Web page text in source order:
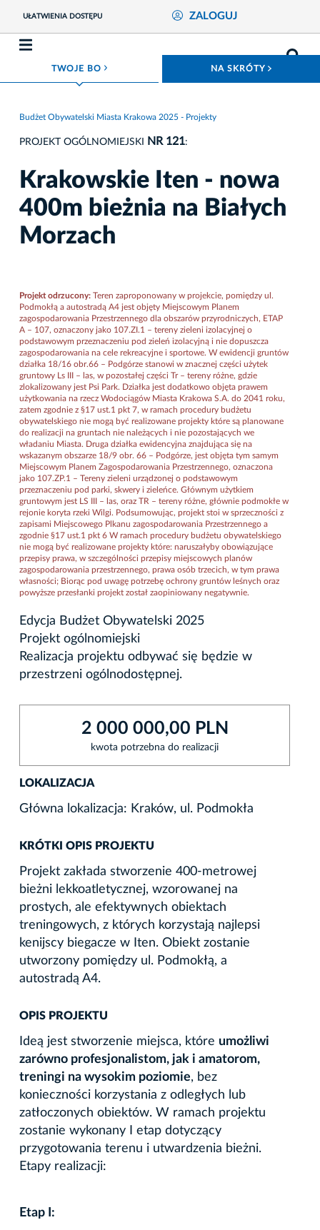
UŁATWIENIA DOSTĘPU ZALOGUJ
TWOJE BO ROZWIŃ MENU NA SKRÓTY
Budżet Obywatelski Miasta Krakowa 2025 - Projekty
PROJEKT OGÓLNOMIEJSKI NR 121:
Krakowskie Iten - nowa
400m bieżnia na Białych
Morzach
Projekt odrzucony: Teren zaproponowany w projekcie, pomiędzy ul.
Podmokłą a autostradą A4 jest objęty Miejscowym Planem
zagospodarowania Przestrzennego dla obszarów przyrodniczych, ETAP
A – 107, oznaczony jako 107.ZI.1 – tereny zieleni izolacyjnej o
podstawowym przeznaczeniu pod zieleń izolacyjną i nie dopuszcza
zagospodarowania na cele rekreacyjne i sportowe. W ewidencji gruntów
działka 18/16 obr.66 – Podgórze stanowi w znacznej części użytek
gruntowy Ls III – las, w pozostałej części Tr – tereny różne, gdzie
zlokalizowany jest Psi Park. Działka jest dodatkowo objęta prawem
użytkowania na rzecz Wodociągów Miasta Krakowa S.A. do 2041 roku,
zatem zgodnie z §17 ust.1 pkt 7, w ramach procedury budżetu
obywatelskiego nie mogą być realizowane projekty które są planowane
do realizacji na gruntach nie należących i nie pozostających we
władaniu Miasta. Druga działka ewidencyjna znajdująca się na
wskazanym obszarze 18/9 obr. 66 – Podgórze, jest objęta tym samym
Miejscowym Planem Zagospodarowania Przestrzennego, oznaczona
jako 107.ZP.1 – Tereny zieleni urządzonej o podstawowym
przeznaczeniu pod parki, skwery i zieleńce. Głównym użytkiem
gruntowym jest LS III – las, oraz TR – tereny różne, głównie podmokłe w
rejonie koryta rzeki Wilgi. Podsumowując, projekt stoi w sprzeczności z
zapisami Miejscowego Plkanu zagospodarowania Przestrzennego a
zgodnie §17 ust.1 pkt 6 W ramach procedury budżetu obywatelskiego
nie mogą być realizowane projekty które: naruszałyby obowiązujące
przepisy prawa, w szczególności przepisy miejscowych planów
zagospodarowania przestrzennego, prawa osób trzecich, w tym prawa
własności; Biorąc pod uwagę potrzebę ochrony gruntów leśnych oraz
powyższe przesłanki projekt został zaopiniowany negatywnie.
Edycja Budżet Obywatelski 2025
Projekt ogólnomiejski
Realizacja projektu odbywać się będzie w
przestrzeni ogólnodostępnej.
2 000 000,00 PLN
kwota potrzebna do realizacji
LOKALIZACJA
Główna lokalizacja: Kraków, ul. Podmokła
KRÓTKI OPIS PROJEKTU
Projekt zakłada stworzenie 400-metrowej
bieżni lekkoatletycznej, wzorowanej na
prostych, ale efektywnych obiektach
treningowych, z których korzystają najlepsi
kenijscy biegacze w Iten. Obiekt zostanie
utworzony pomiędzy ul. Podmokłą, a
autostradą A4.
OPIS PROJEKTU
Ideą jest stworzenie miejsca, które umożliwi
zarówno profesjonalistom, jak i amatorom,
treningi na wysokim poziomie, bez
konieczności korzystania z odległych lub
zatłoczonych obiektów. W ramach projektu
zostanie wykonany I etap dotyczący
przygotowania terenu i utwardzenia bieżni.
Etapy realizacji:
Etap I: